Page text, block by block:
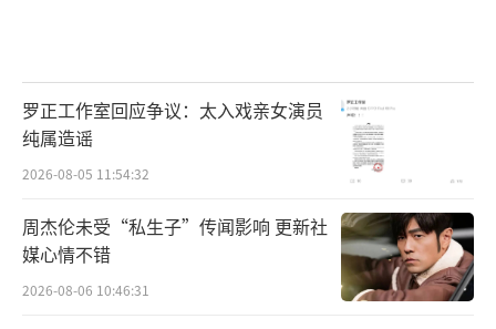
症风险。产后42天需进行系统复查，重点关注
子宫复旧和盆底功能恢复情况。
（责任编辑：乔娇 TT
0002）
罗正工作室回应争议：太入戏亲女演员
纯属造谣
2026-08-05 11:54:32
周杰伦未受“私生子”传闻影响 更新社
媒心情不错
2026-08-06 10:46:31